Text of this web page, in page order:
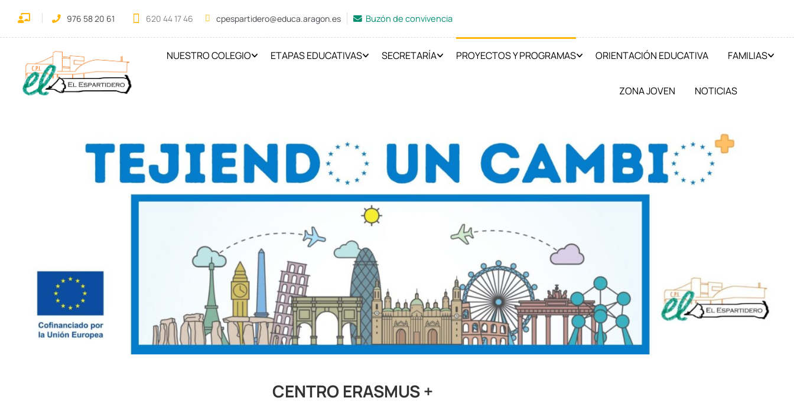
976 58 20 61 620 44 17 46 cpespartidero@educa.aragon.es Buzón de convivencia
NUESTRO COLEGIO ETAPAS EDUCATIVAS SECRETARÍA PROYECTOS Y PROGRAMAS ORIENTACIÓN EDUCATIVA FAMILIAS
ZONA JOVEN NOTICIAS
CENTRO ERASMUS +